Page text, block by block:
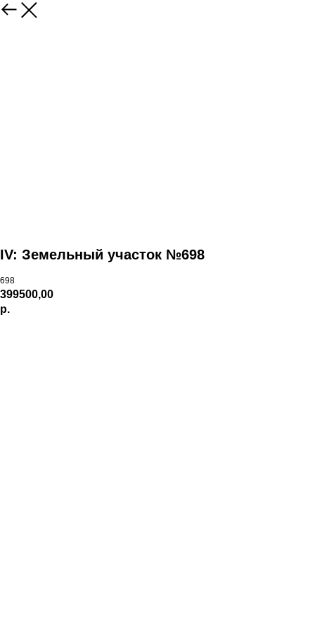
IV: Земельный участок №698
698
399500,00
р.